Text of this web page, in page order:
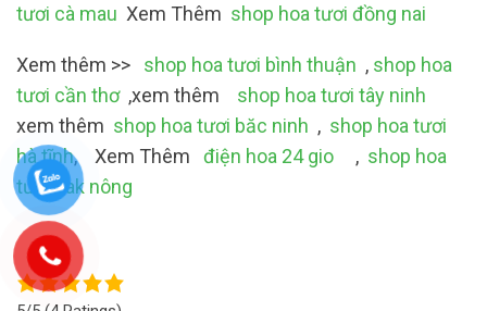
tươi cà mau Xem Thêm shop hoa tươi đồng nai
Xem thêm >> shop hoa tươi bình thuận , shop hoa
tươi cần thơ,xem thêm shop hoa tươi tây ninh
xem thêm shop hoa tươi băc ninh , shop hoa tươi
hà tĩnh, Xem Thêm điện hoa 24 gio , shop hoa
tươi dak nông